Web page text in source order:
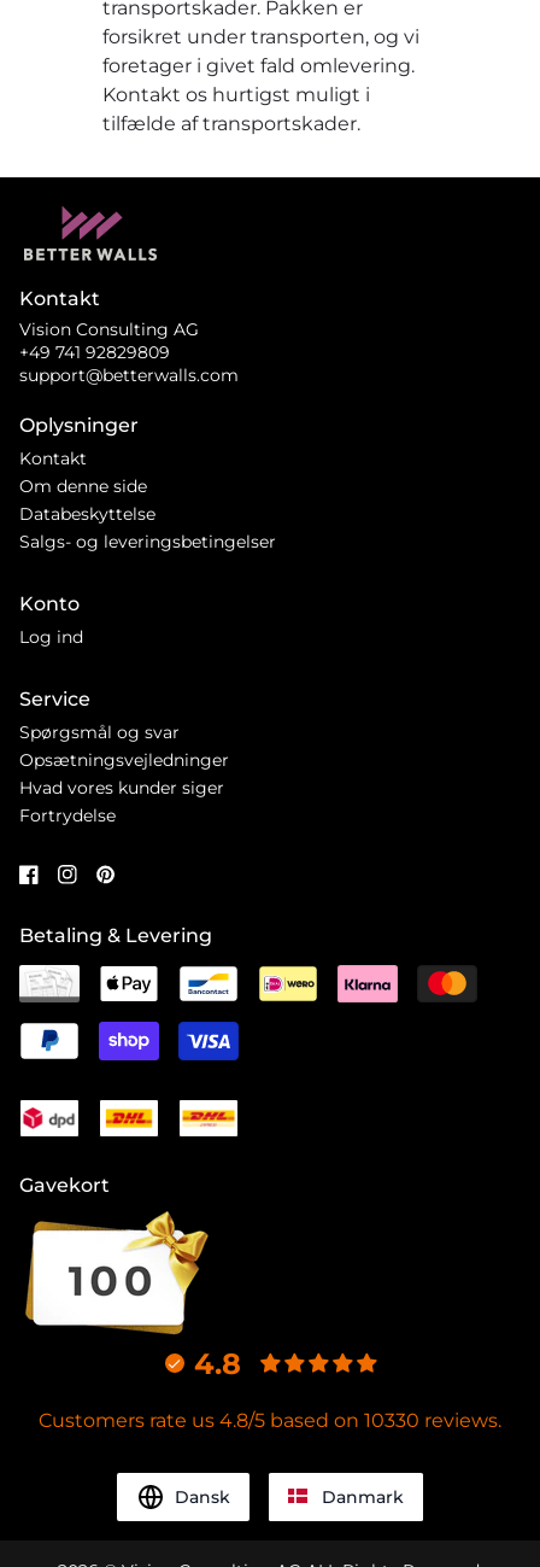
transportskader. Pakken er
forsikret under transporten, og vi
foretager i givet fald omlevering.
Kontakt os hurtigst muligt i
tilfælde af transportskader.
Kontakt
Vision Consulting AG
+49 741 92829809
support@betterwalls.com
Oplysninger
Kontakt
Om denne side
Databeskyttelse
Salgs- og leveringsbetingelser
Konto
Log ind
Service
Spørgsmål og svar
Opsætningsvejledninger
Hvad vores kunder siger
Fortrydelse
Betaling & Levering
Gavekort
4.8
Customers rate us 4.8/5 based on 10330 reviews.
Dansk Danmark